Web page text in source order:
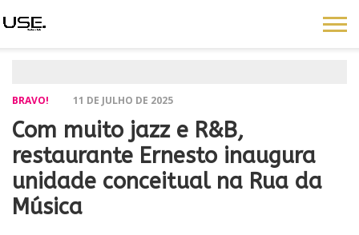
BRAVO! 11 DE JULHO DE 2025
Com muito jazz e R&B,
restaurante Ernesto inaugura
unidade conceitual na Rua da
Música